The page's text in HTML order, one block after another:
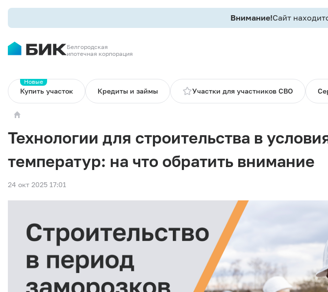
Внимание!Сайт
Белгородская
ипотечная корпорация
Купить участок
Новые
Кредиты и займы Участки для участников СВО
Технологии для строительства в
температур: на что обратить внимание
24 окт 2025 17:01